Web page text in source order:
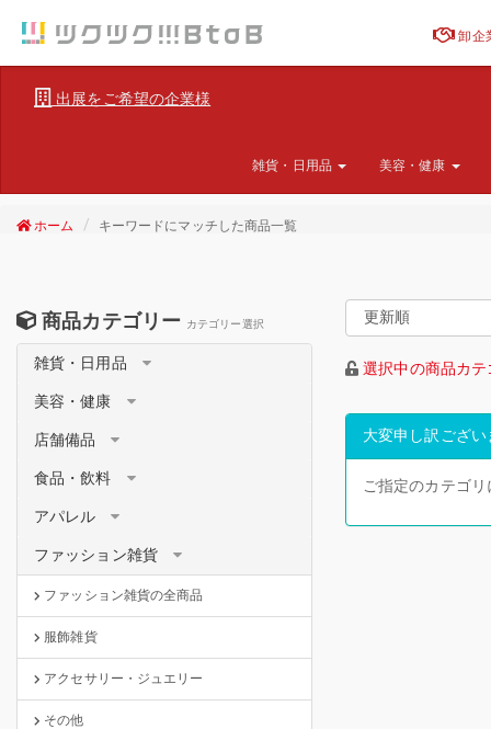
卸企
出展をご希望の企業様
雑貨・日用品 美容・健康
ホーム キーワードにマッチした商品一覧
商品カテゴリー カテゴリー選択
雑貨・日用品
美容・健康
店舗備品
食品・飲料
アパレル
ファッション雑貨
ファッション雑貨の全商品
服飾雑貨
アクセサリー・ジュエリー
その他
選択中の商品カ
大変申し訳ござい
ご指定のカテゴ